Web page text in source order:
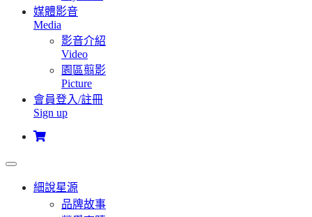
媒體影音
Media
影音介紹
Video
園區翦影
Picture
會員登入/註冊
Sign up
細說星源
品牌故事